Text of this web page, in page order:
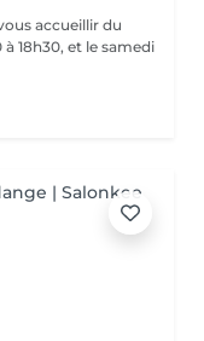
accueillir du
18h30, et le samedi